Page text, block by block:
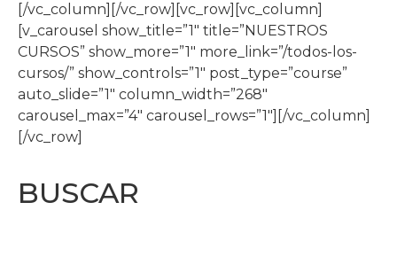
[/vc_column][/vc_row][vc_row][vc_column]
[v_carousel show_title=”1″ title=”NUESTROS
CURSOS” show_more=”1″ more_link=”/todos-los-
cursos/” show_controls=”1″ post_type=”course”
auto_slide=”1″ column_width=”268″
carousel_max=”4″ carousel_rows=”1″][/vc_column]
[/vc_row]
BUSCAR